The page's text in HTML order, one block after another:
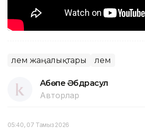
Әлем жаңалықтары Әлем
Ақбөпе Әбдрасул
Авторлар
05:40, 07 Тамыз 2026